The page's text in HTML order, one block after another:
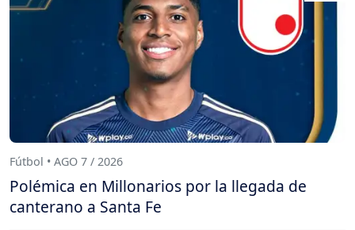
Fútbol • AGO 7 / 2026
Polémica en Millonarios por la llegada de
canterano a Santa Fe